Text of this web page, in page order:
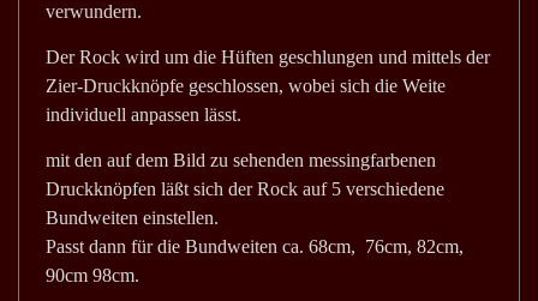
verwundern.
Der Rock wird um die Hüften geschlungen und mittels der
Zier-Druckknöpfe geschlossen, wobei sich die Weite
individuell anpassen lässt.
mit den auf dem Bild zu sehenden messingfarbenen
Druckknöpfen läßt sich der Rock auf 5 verschiedene
Bundweiten einstellen.
Passt dann für die Bundweiten ca. 68cm, 76cm, 82cm,
90cm 98cm.